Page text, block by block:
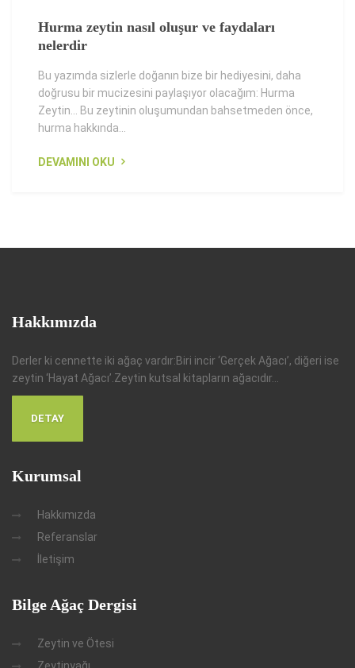
Hurma zeytin nasıl oluşur ve faydaları
nelerdir
Bu yazımda sizlerle doğanın bize bir hediyesini, daha
doğrusu bir mucizesini paylaşıyor olacağım: Hurma
Zeytin... Bu zeytinin oluşumundan bahsetmeden önce,
hurma hakkında...
DEVAMINI OKU
Hakkımızda
Derler ki cennette iki ağaç vardır:Biri incir ‘Gerçek Ağacı’, diğeri ise
zeytin ‘Hayat Ağacı’.Zeytin kutsal kitapların ağacıdır...
DETAY
Kurumsal
Hakkımızda
Referanslar
İletişim
Bilge Ağaç Dergisi
Zeytin ve Ötesi